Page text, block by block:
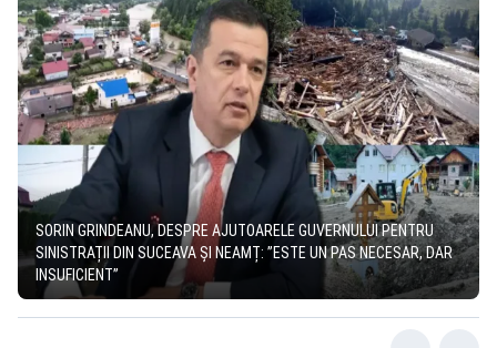
SORIN GRINDEANU, DESPRE AJUTOARELE GUVERNULUI PENTRU
SINISTRAȚII DIN SUCEAVA ȘI NEAMȚ: ”ESTE UN PAS NECESAR, DAR
INSUFICIENT”